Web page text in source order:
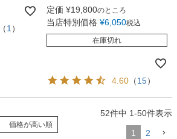
（1 ）
定価 ¥19,800のところ
当店特別価格 ¥6,050税込
在庫切れ
4.60 （15）
価格が高い順
52件中 1-50件表示
1 2